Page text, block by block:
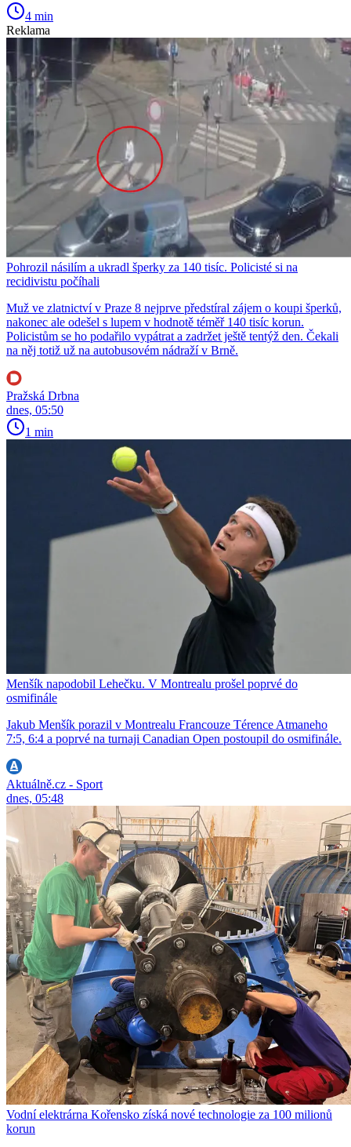
4 min
Reklama
Pohrozil násilím a ukradl šperky za 140 tisíc. Policisté si na
recidivistu počíhali
Muž ve zlatnictví v Praze 8 nejprve předstíral zájem o koupi šperků,
nakonec ale odešel s lupem v hodnotě téměř 140 tisíc korun.
Policistům se ho podařilo vypátrat a zadržet ještě tentýž den. Čekali
na něj totiž už na autobusovém nádraží v Brně.
Pražská Drbna
dnes, 05:50
1 min
Menšík napodobil Lehečku. V Montrealu prošel poprvé do
osmifinále
Jakub Menšík porazil v Montrealu Francouze Térence Atmaneho
7:5, 6:4 a poprvé na turnaji Canadian Open postoupil do osmifinále.
Aktuálně.cz - Sport
dnes, 05:48
Vodní elektrárna Kořensko získá nové technologie za 100 milionů
korun